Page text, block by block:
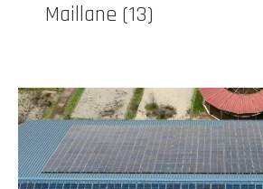
Maillane (13)